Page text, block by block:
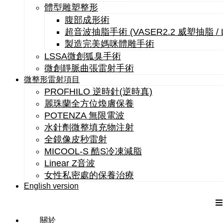
體型雕塑整形
腹部成形術
超音波抽脂手術 (VASER2.2 威塑抽脂 /
製造完美媽咪體雕手術
LSSA微創狐臭手術
微創靜脈曲張雷射手術
微整形雷射項目
PROFHILO 逆時針(逆時真)
麗珠蘭全方位煥膚保養
POTENZA 無限電波
水針劑微整填充物注射
全鏡像皮秒雷射
MICOOL-S 酷S冷凍減脂
Linear Z音波
女性私密處的保養治療
English version
關於